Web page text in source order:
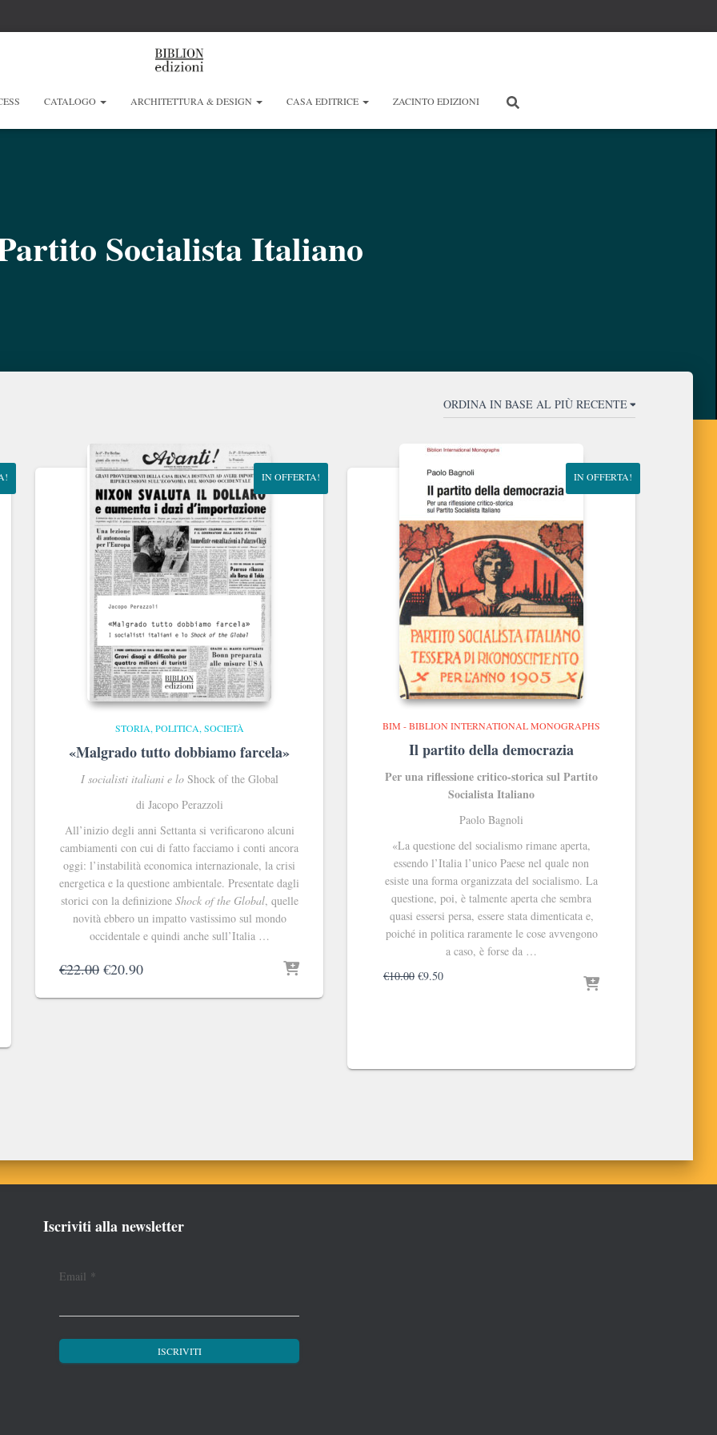
CATALOGO ARCHITETTURA & DESIGN CASA EDITRICE ZACINTO EDIZIONI
Socialista Italiano
IN OFFERTA!
STORIA, POLITICA, SOCIETÀ
«Malgrado tutto dobbiamo farcela»
I socialisti italiani e lo Shock of the Global
di Jacopo Perazzoli
All’inizio degli anni Settanta si verificarono alcuni
cambiamenti con cui di fatto facciamo i conti ancora
oggi: l’instabilità economica internazionale, la crisi
energetica e la questione ambientale. Presentate dagli
storici con la definizione Shock of the Global, quelle
novità ebbero un impatto vastissimo sul mondo
occidentale e quindi anche sull’Italia …
€22.00 Il
originale
€20.90Il
attuale
IN OFFERTA!
BIM - BIBLION INTERNATIONAL MONOGRAPHS
Il partito della democrazia
Per una riflessione critico-storica sul Partito
Socialista Italiano
Paolo Bagnoli
«La questione del socialismo rimane aperta,
essendo l’Italia l’unico Paese nel quale non
esiste una forma organizzata del socialismo. La
questione, poi, è talmente aperta che sembra
quasi essersi persa, essere stata dimenticata e,
poiché in politica raramente le cose avvengono
a caso, è forse da …
€10.00 Il
€9.50Il
Iscriviti alla newsletter
Email *